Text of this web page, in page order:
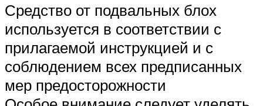
Средство от подвальных блох
используется в соответствии с
прилагаемой инструкцией и с
соблюдением всех предписанных
мер предосторожности